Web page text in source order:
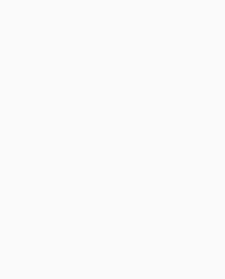
Utilizatorii
lectură, în
care au
nevoile lor
Centrală
punctul
interiorul